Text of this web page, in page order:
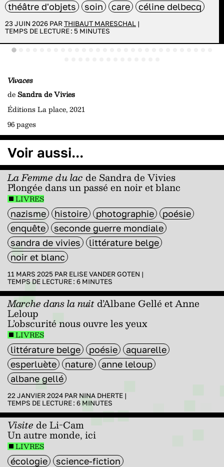
théâtre d'objets
soin care céline delbecq
23 JUIN 2026 PARTHIBAUT MARESCHAL |
TEMPS DE LECTURE : 5 MINUTES
Vivaces
deSandra de Vivies
Éditions La place, 2021
96 pages
Voir aussi...
La Femme du lac de Sandra de Vivies
Plongée dans un passé en noir et blanc
LIVRES
nazisme histoire photographie
poésie
enquête
seconde guerre mondiale
sandra de vivies
littérature belge
noir et blanc
11 MARS 2025 PAR ELISE VANDER GOTEN |
TEMPS DE LECTURE : 6 MINUTES
Marche dans la nuit d’Albane Gellé et Anne
Leloup
L’obscurité nous ouvre les yeux
LIVRES
littérature belge poésie
aquarelle
esperluète
nature
anne leloup
albane gellé
22 JANVIER 2024 PAR NINA DHERTE |
TEMPS DE LECTURE : 6 MINUTES
Visite de Li-Cam
Un autre monde, ici
LIVRES
écologie
science-fiction